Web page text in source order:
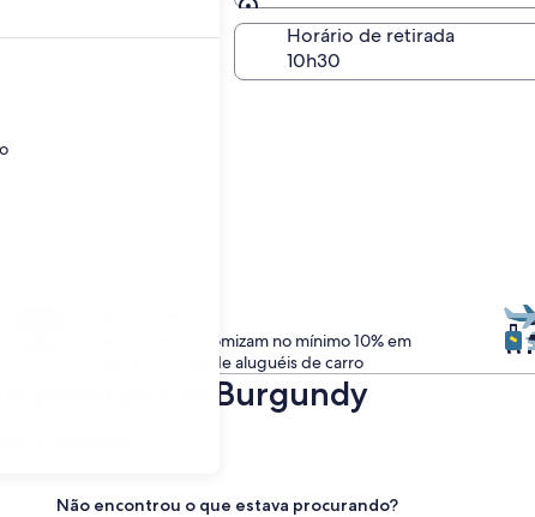
Igual à retirada
Horário de retirada
Associados economizam no mínimo 10% em
mais de 1 milhão de aluguéis de carro
baratas em Burgundy
Não encontrou o que estava procurando?